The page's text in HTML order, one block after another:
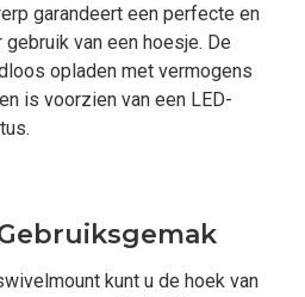
garandeert een perfecte en
van een hoesje. De
opladen met vermogens
is voorzien van een LED-
kunt u de hoek van